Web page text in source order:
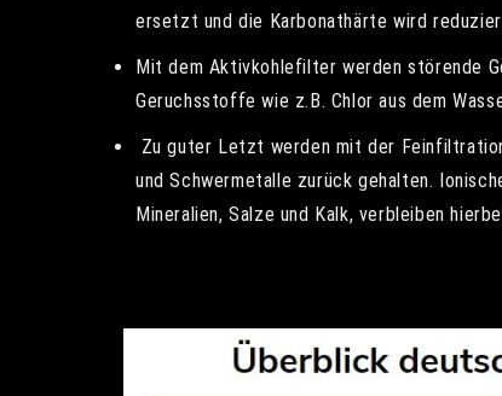
ersetzt und die Karbonathärte wird
Mit dem Aktivkohlefilter werden störende
Geruchsstoffe wie z.B. Chlor aus dem
Zu guter Letzt werden mit der
und Schwermetalle zurück gehalten.
Mineralien, Salze und Kalk, verbleiben